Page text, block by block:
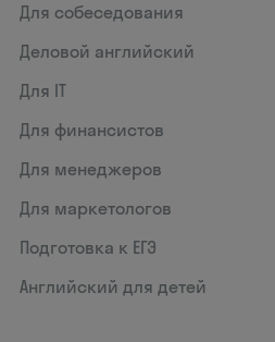
Для собеседования
Деловой английский
Для IT
Для финансистов
Для менеджеров
Для маркетологов
Подготовка к ЕГЭ
Английский для детей